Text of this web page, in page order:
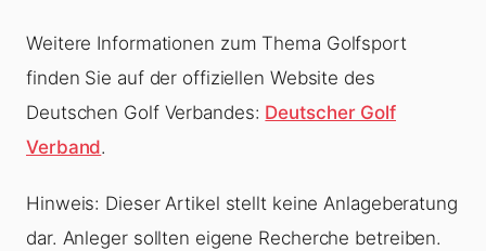
Weitere Informationen zum Thema Golfsport
finden Sie auf der offiziellen Website des
Deutschen Golf Verbandes: Deutscher Golf
Verband.
Hinweis: Dieser Artikel stellt keine Anlageberatung
dar. Anleger sollten eigene Recherche betreiben.